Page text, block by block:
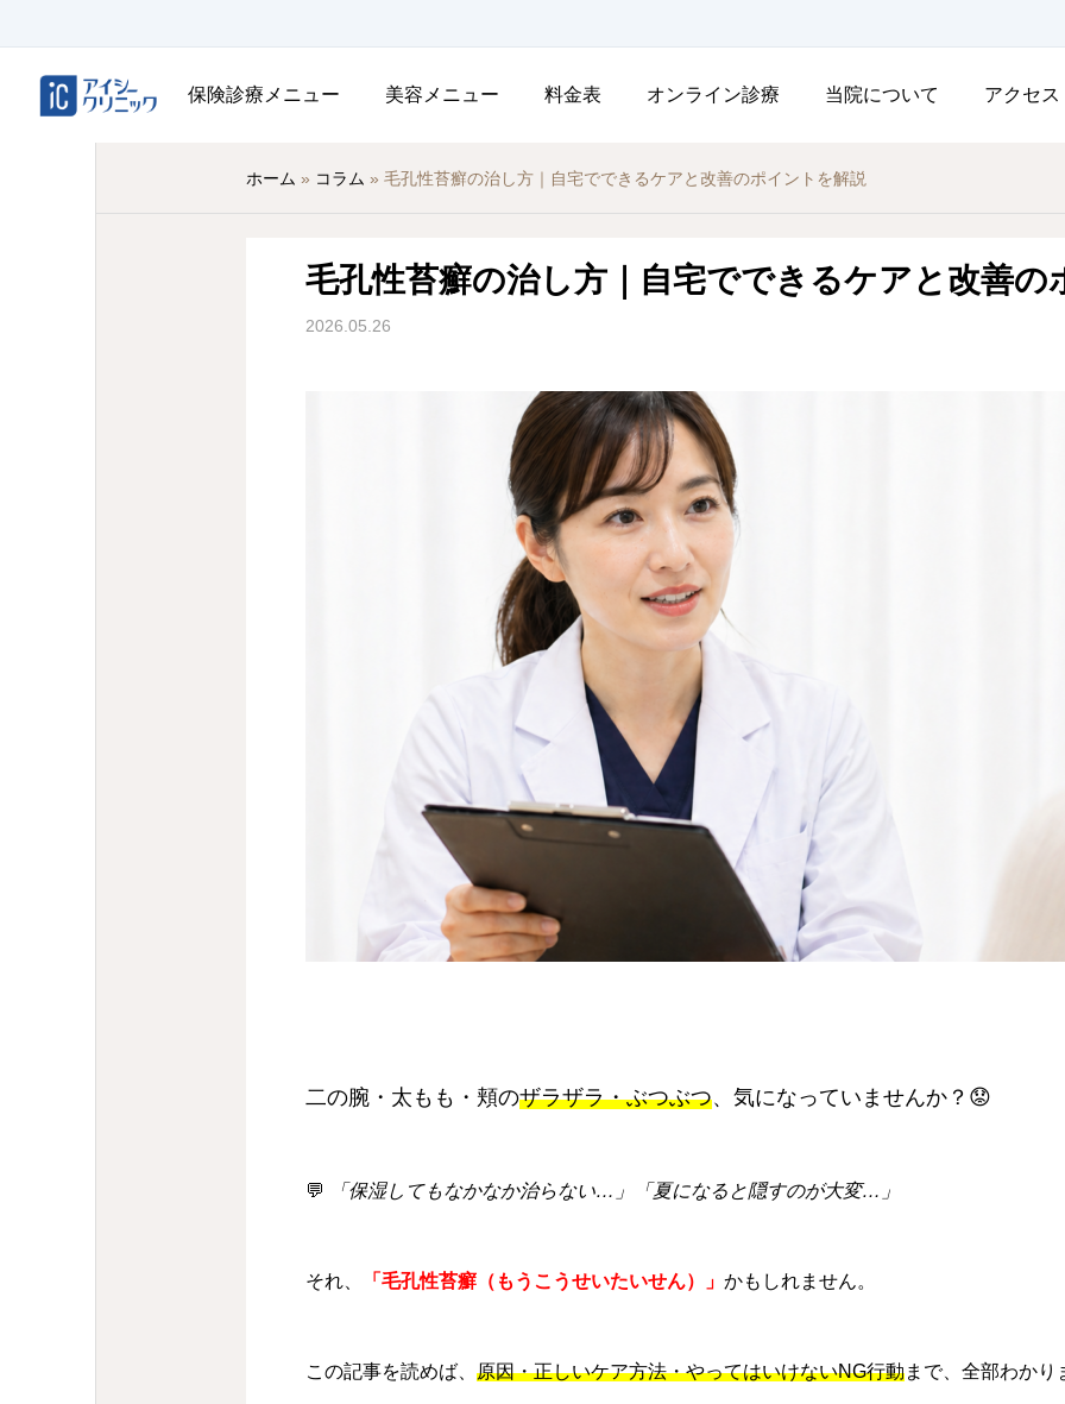
保険診療メニュー 美容メニュー 料金表 オンライン診療 当院について アクセス
ホーム » コラム » 毛孔性苔癬の治し方｜自宅でできるケアと改善のポイントを解説
毛孔性苔癬の治し方｜自宅でできるケアと改善の
2026.05.26
二の腕・太もも・頬のザラザラ・ぶつぶつ、気になっていませんか？😟
💬 「保湿してもなかなか治らない…」「夏になると隠すのが大変…」
それ、 「毛孔性苔癬（もうこうせいたいせん）」 かもしれません。
この記事を読めば、 原因・正しいケア方法・やってはいけないNG行動まで、全部わかり